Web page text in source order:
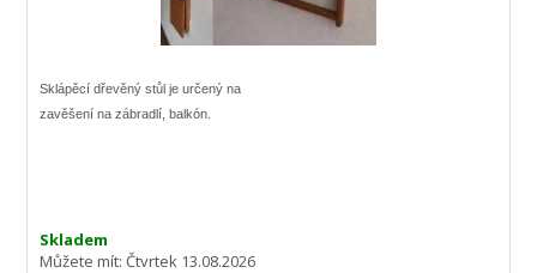
Skladem
Můžete mít:Čtvrtek 13.08.2026
Sklápěcí dřevěný stůl je určený na
zavěšení na zábradlí, balkón.